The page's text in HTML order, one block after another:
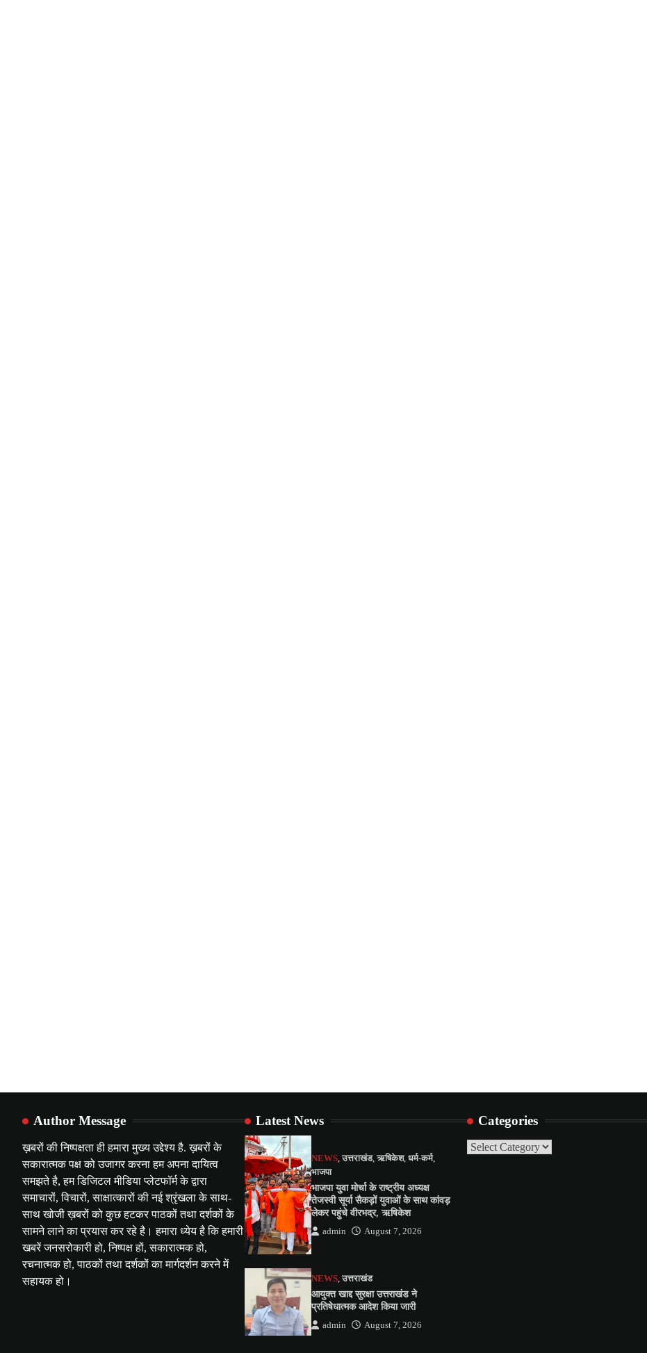
Author Message
ख़बरों की निष्पक्षता ही हमारा मुख्य उद्देश्य है. ख़बरों के
सकारात्मक पक्ष को उजागर करना हम अपना दायित्व
समझते है, हम डिजिटल मीडिया प्लेटफॉर्म के द्वारा
समाचारों, विचारों, साक्षात्कारों की नई श्रृंखला के साथ-
साथ खोजी ख़बरों को कुछ हटकर पाठकों तथा दर्शकों के
सामने लाने का प्रयास कर रहे है। हमारा ध्येय है कि हमारी
खबरें जनसरोकारी हो, निष्पक्ष हों, सकारात्मक हो,
रचनात्मक हो, पाठकों तथा दर्शकों का मार्गदर्शन करने में
सहायक हो।
Latest News
NEWS उत्तराखंड, ऋषिकेश, धर्म-कर्म,
भाजपा
भाजपा युवा मोर्चा के राष्ट्रीय अध्यक्ष
तेजस्वी सूर्या सैकड़ों युवाओं के साथ कांवड़
लेकर पहुंचे वीरभद्र, ऋषिकेश
admin August 7, 2026
NEWS उत्तराखंड
आयुक्त खाद्द सुरक्षा उत्तराखंड ने
प्रतिषेधात्मक आदेश किया जारी
admin August 7, 2026
Categories
Categories